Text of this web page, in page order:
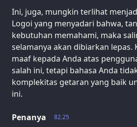
Ini, juga, mungkin terlihat
Logoi yang menyadari bahwa,
kebutuhan memahami, maka
selamanya akan dibiarkan lepas.
maaf kepada Anda atas
salah ini, tetapi bahasa Anda
komplekitas getaran yang baik
ini.
82.25
Penanya